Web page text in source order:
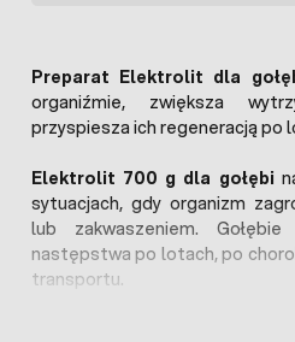
Preparat Elektrolit dla
organiźmie, zwiększa
przyspiesza ich regeneracją po
Elektrolit 700 g dla gołębi
sytuacjach, gdy organizm
lub zakwaszeniem.
następstwa po lotach, po
transportu.